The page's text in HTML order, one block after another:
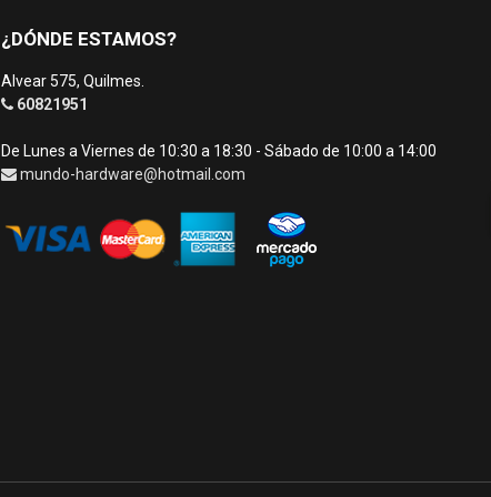
¿DÓNDE ESTAMOS?
Alvear 575, Quilmes.
60821951
De Lunes a Viernes de 10:30 a 18:30 - Sábado de 10:00 a 14:00
mundo-hardware@hotmail.com